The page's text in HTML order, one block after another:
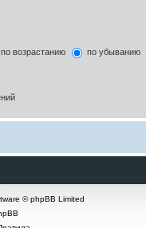
по возрастанию по убыванию
© phpBB Limited